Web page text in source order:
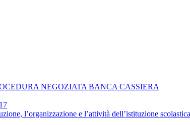
NEGOZIATA BANCA CASSIERA
l’organizzazione e l’attività dell’istituzione scolastica